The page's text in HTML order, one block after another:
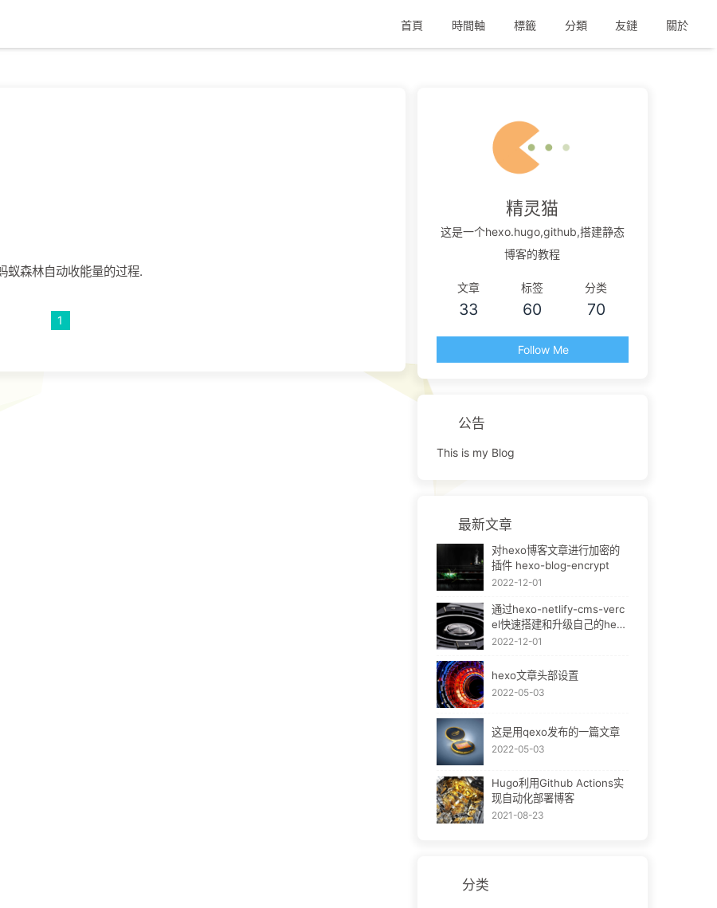
首頁 時間軸 標籤 分類 友鏈 關於
蚁森林自动收能量的过程.
1
精灵猫
这是一个hexo.hugo,github,搭建静态
博客的教程
文章
33
标签
60
分类
70
Follow Me
公告
This is my Blog
最新文章
对hexo博客文章进行加密的
插件 hexo-blog-encrypt
2022-12-01
通过hexo-netlify-cms-verc
el快速搭建和升级自己的hexo
bok
2022-12-01
hexo文章头部设置
2022-05-03
这是用qexo发布的一篇文章
2022-05-03
Hugo利用Github Actions实
现自动化部署博客
2021-08-23
分类